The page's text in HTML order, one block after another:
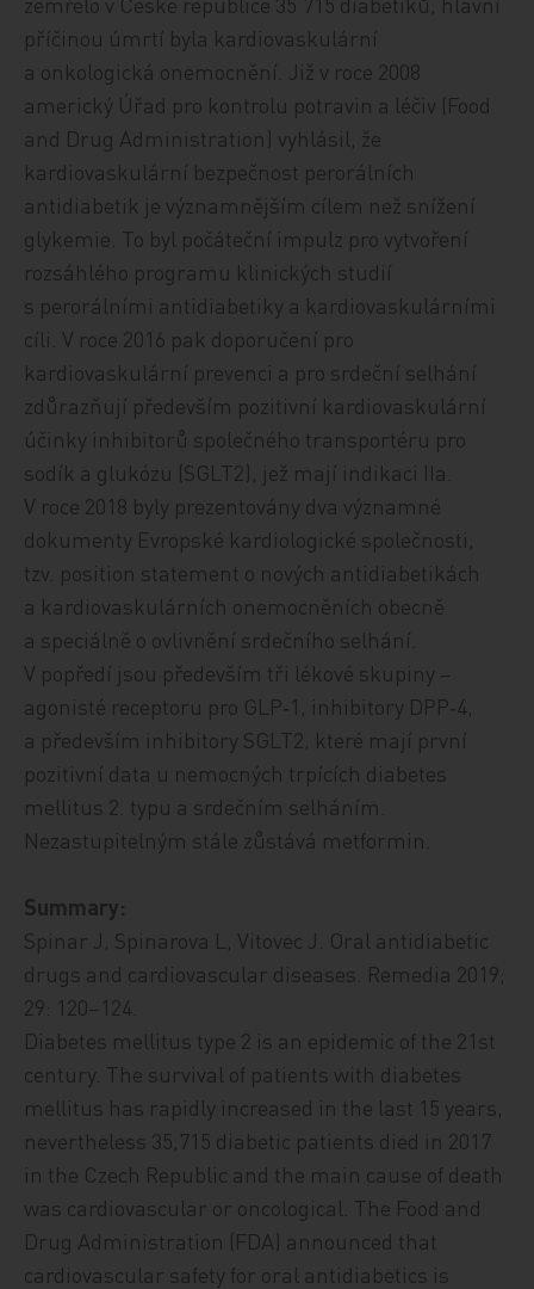
příčinou úmrtí byla kardiovaskulární
a onkologická onemocnění. Již v roce 2008
americký Úřad pro kontrolu potravin a léčiv (Food
and Drug Administration) vyhlásil, že
kardiovaskulární bezpečnost perorálních
antidiabetik je významnějším cílem než snížení
glykemie. To byl počáteční impulz pro vytvoření
rozsáhlého programu klinických studií
s perorálními antidiabetiky a kardiovaskulárními
cíli. V roce 2016 pak doporučení pro
kardiovaskulární prevenci a pro srdeční selhání
zdůrazňují především pozitivní kardiovaskulární
účinky inhibitorů společného transportéru pro
sodík a glukózu (SGLT2), jež mají indikaci IIa.
V roce 2018 byly prezentovány dva významné
dokumenty Evropské kardiologické společnosti,
tzv. position statement o nových antidiabetikách
a kardiovaskulárních onemocněních obecně
a speciálně o ovlivnění srdečního selhání.
V popředí jsou především tři lékové skupiny –
agonisté receptoru pro GLP‑1, inhibitory DPP‑4,
a především inhibitory SGLT2, které mají první
pozitivní data u nemocných trpících diabetes
mellitus 2. typu a srdečním selháním.
Nezastupitelným stále zůstává metformin.
Summary:
Spinar J, Spinarova L, Vitovec J. Oral antidiabetic
drugs and cardiovascular diseases. Remedia 2019;
29: 120–124.
Diabetes mellitus type 2 is an epidemic of the 21st
century. The survival of patients with diabetes
mellitus has rapidly increased in the last 15 years,
nevertheless 35,715 diabetic patients died in 2017
in the Czech Republic and the main cause of death
was cardiovascular or oncological. The Food and
Drug Administration (FDA) announced that
cardiovascular safety for oral antidiabetics is